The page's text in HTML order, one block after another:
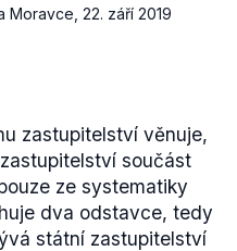
Moravce 22. září 2019
zastupitelství věnuje,
součást
ze systematiky
dva odstavce, tedy
státní zastupitelství